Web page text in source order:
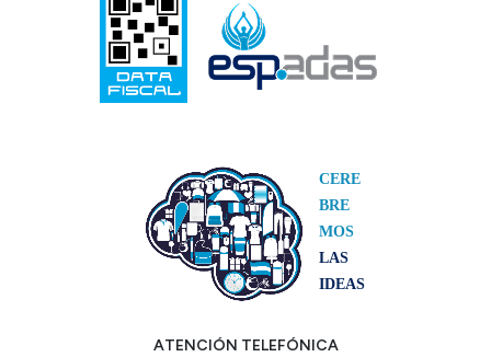
CERE
BRE
MOS
LAS
IDEAS
ATENCIÓN TELEFÓNICA